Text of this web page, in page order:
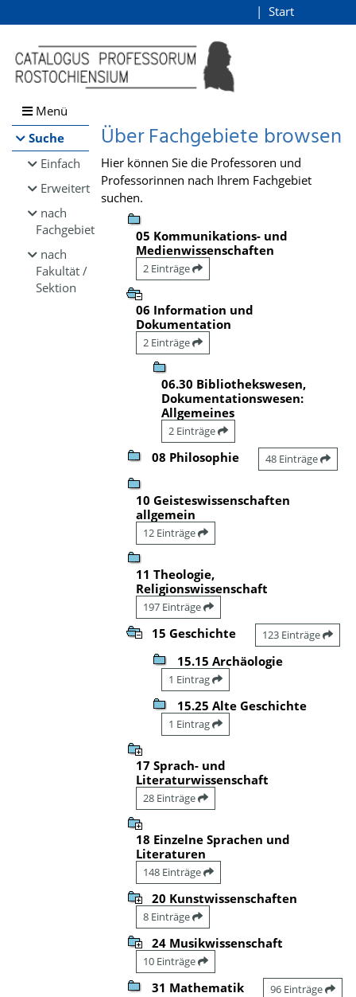
Browsen
direkt zum Inhalt
Start
Menü
Suche
Einfach
Erweitert
nach
Fachgebiet
nach
Fakultät /
Sektion
Über Fachgebiete browsen
Hier können Sie die Professoren und
Professorinnen nach Ihrem Fachgebiet
suchen.
05 Kommunikations- und
Medienwissenschaften
2 Einträge
06 Information und
Dokumentation
2 Einträge
06.30 Bibliothekswesen,
Dokumentationswesen:
Allgemeines
2 Einträge
08 Philosophie 48 Einträge
10 Geisteswissenschaften
allgemein
12 Einträge
11 Theologie,
Religionswissenschaft
197 Einträge
15 Geschichte 123 Einträge
15.15 Archäologie
1 Eintrag
15.25 Alte Geschichte
1 Eintrag
17 Sprach- und
Literaturwissenschaft
28 Einträge
18 Einzelne Sprachen und
Literaturen
148 Einträge
20 Kunstwissenschaften
8 Einträge
24 Musikwissenschaft
10 Einträge
31 Mathematik 96 Einträge